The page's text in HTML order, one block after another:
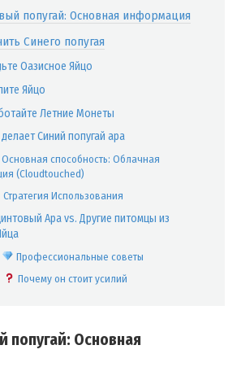
попугай: Основная информация
Синего попугая
Оазисное Яйцо
Яйцо
Летние Монеты
Синий попугай ара
Основная способность: Облачная
(Cloudtouched)
Стратегия Использования
Ара vs. Другие питомцы из
Профессиональные советы
Почему он стоит усилий
попугай: Основная